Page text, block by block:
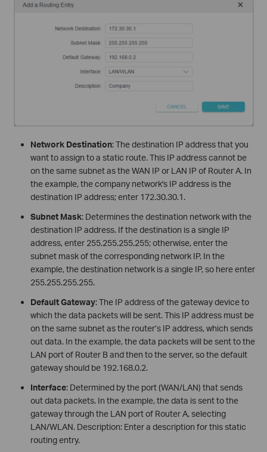
Network Destination: The destination IP address that you
want to assign to a static route. This IP address cannot be
on the same subnet as the WAN IP or LAN IP of Router A. In
the example, the company network's IP address is the
destination IP address; enter 172.30.30.1.
Subnet Mask: Determines the destination network with the
destination IP address. If the destination is a single IP
address, enter 255.255.255.255; otherwise, enter the
subnet mask of the corresponding network IP. In the
example, the destination network is a single IP, so here enter
255.255.255.255.
Default Gateway: The IP address of the gateway device to
which the data packets will be sent. This IP address must be
on the same subnet as the router’s IP address, which sends
out data. In the example, the data packets will be sent to the
LAN port of Router B and then to the server, so the default
gateway should be 192.168.0.2.
Interface: Determined by the port (WAN/LAN) that sends
out data packets. In the example, the data is sent to the
gateway through the LAN port of Router A, selecting
LAN/WLAN. Description: Enter a description for this static
routing entry.